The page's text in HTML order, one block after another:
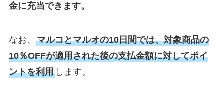
金に充当できます。
なお、 マルコとマルオの10日間では、対象商品の
10％OFFが適用された後の支払金額に対してポイ
ントを利用します。